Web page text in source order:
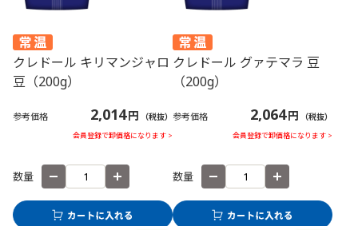
クレドール キリマンジャロ
豆（200g）
参考価格 2,014円 （税抜）
会員登録で卸価格になります >
数量
クレドール グァテマラ 豆
（200g）
参考価格 2,064円 （税抜）
会員登録で卸価格になります >
数量